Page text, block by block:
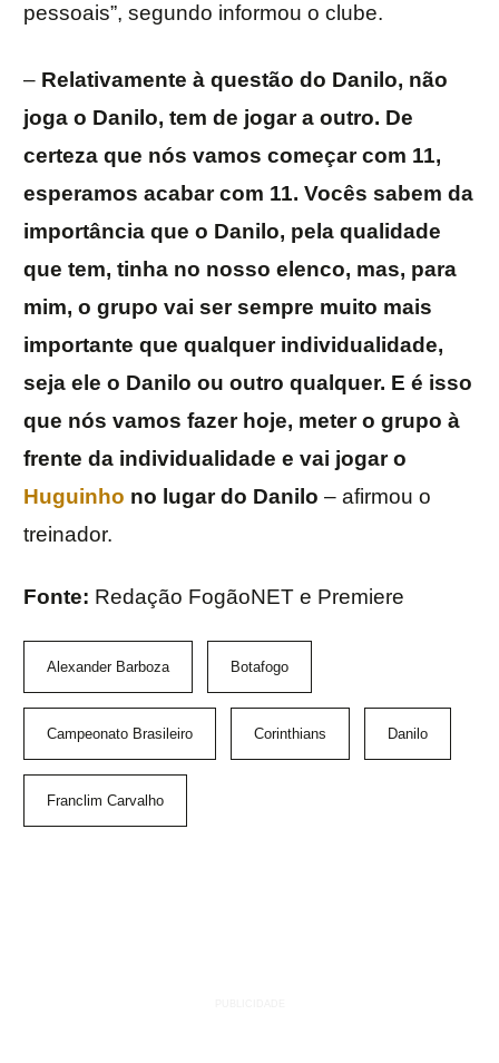
pessoais”, segundo informou o clube.
– Relativamente à questão do Danilo, não
joga o Danilo, tem de jogar a outro. De
certeza que nós vamos começar com 11,
esperamos acabar com 11. Vocês sabem da
importância que o Danilo, pela qualidade
que tem, tinha no nosso elenco, mas, para
mim, o grupo vai ser sempre muito mais
importante que qualquer individualidade,
seja ele o Danilo ou outro qualquer. E é isso
que nós vamos fazer hoje, meter o grupo à
frente da individualidade e vai jogar o
Huguinho no lugar do Danilo – afirmou o
treinador.
Fonte: Redação FogãoNET e Premiere
Alexander Barboza Botafogo
Campeonato Brasileiro Corinthians Danilo
Franclim Carvalho